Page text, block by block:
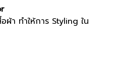
ผ้า ทำให้การ Styling ใน